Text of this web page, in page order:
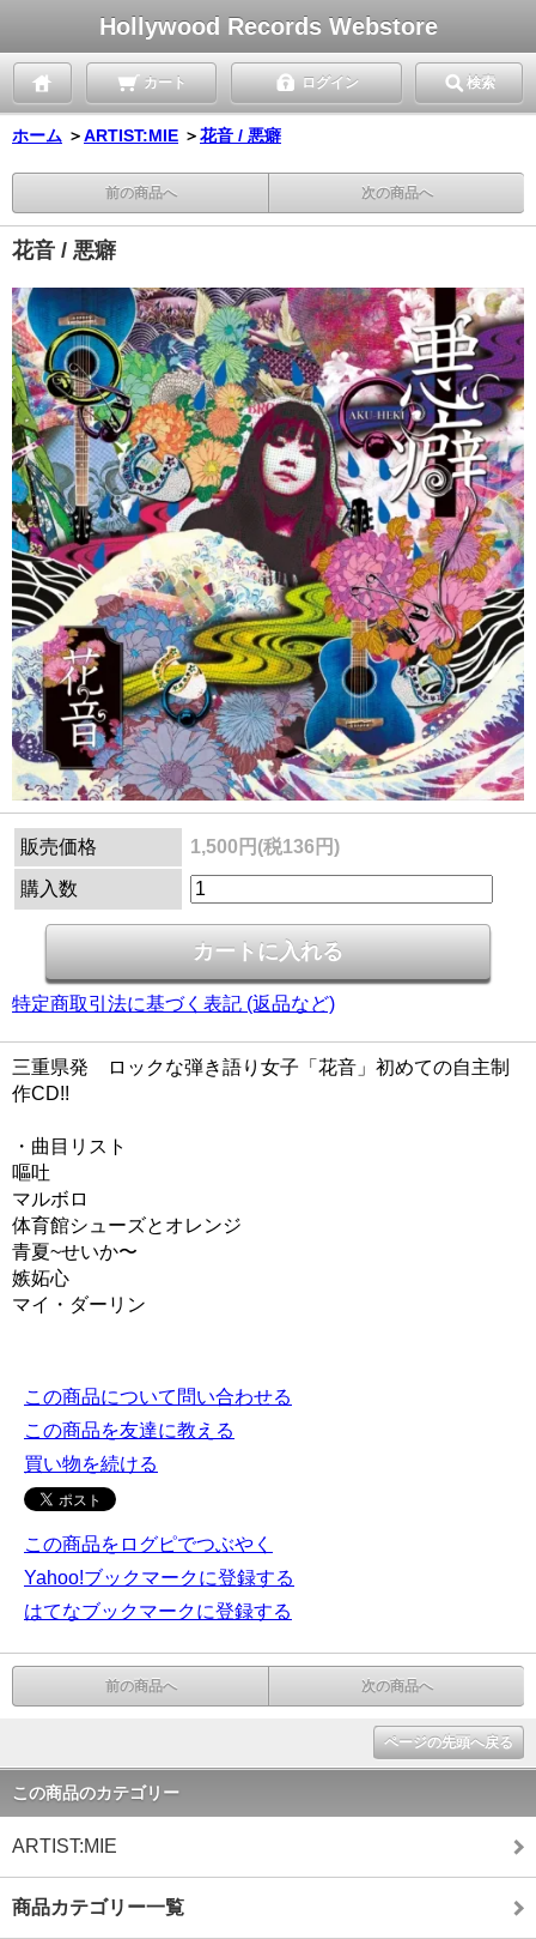
Hollywood Records Webstore
カート ログイン 検索
ホーム ＞ARTIST:MIE ＞花音 / 悪癖
前の商品へ 次の商品へ
花音 / 悪癖
販売価格 1,500円(税136円)
購入数
特定商取引法に基づく表記 (返品など)
三重県発 ロックな弾き語り女子「花音」初めての自主制
作CD!!
・曲目リスト
嘔吐
マルボロ
体育館シューズとオレンジ
青夏~せいか〜
嫉妬心
マイ・ダーリン
この商品について問い合わせる
この商品を友達に教える
買い物を続ける
この商品をログピでつぶやく
Yahoo!ブックマークに登録する
はてなブックマークに登録する
前の商品へ 次の商品へ
ページの先頭へ戻る
この商品のカテゴリー
ARTIST:MIE
商品カテゴリー一覧